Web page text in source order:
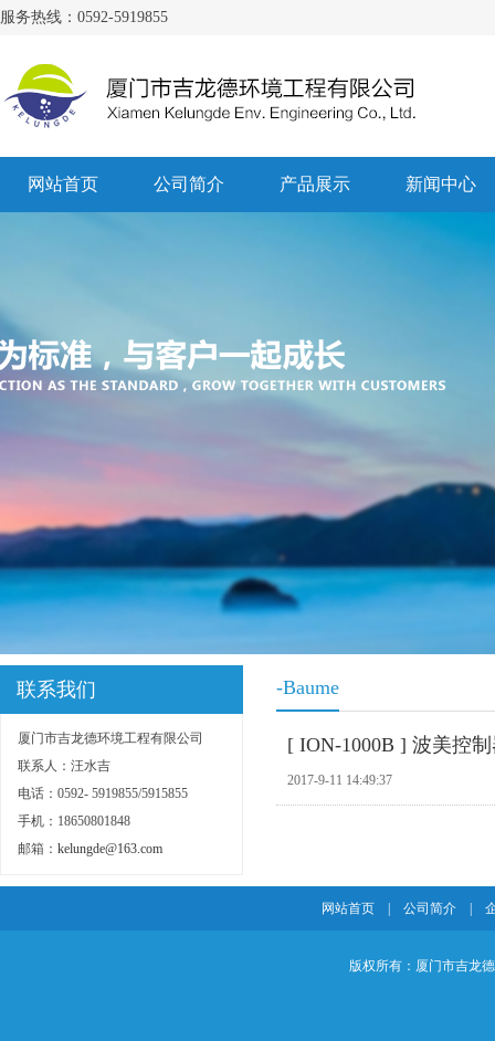
服务热线：0592-5919855
网站首页 公司简介 产品展示 新闻中心
联系我们
厦门市吉龙德环境工程有限公司
联系人：汪水吉
电话：0592- 5919855/5915855
手机：18650801848
邮箱： kelungde@163.com
-Baume
[ ION-1000B ] 波美控
2017-9-11 14:49:37
网站首页 公司简介
版权所有：厦门市吉龙